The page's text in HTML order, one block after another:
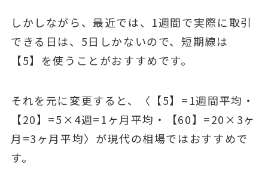
しかしながら、最近では、1週間で実際に取引
できる日は、5日しかないので、短期線は
【5】を使うことがおすすめです。
それを元に変更すると、〈【5】=1週間平均・
【20】=5×4週=1ヶ月平均・【60】=20×3ヶ
月=3ヶ月平均〉が現代の相場ではおすすめで
す。